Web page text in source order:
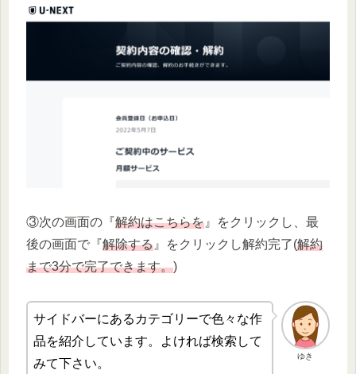
③次の画面の『解約はこちらを 』をクリックし、最
後の画面で『解除する 』をクリックし解約完了(解約
まで3分で完了できます。)
ゆき
サイドバーにあるカテゴリーで色々な作
品を紹介しています。よければ検索して
みて下さい。